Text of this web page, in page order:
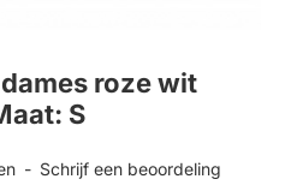
roze wit
S
- Schrijf een beoordeling